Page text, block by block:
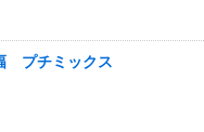
プチミックス